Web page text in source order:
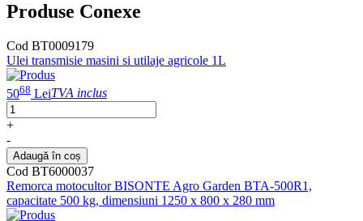
Produse Conexe
Cod BT0009179
Ulei transmisie masini si utilaje agricole 1L
5068 LeiTVA inclus
+
-
Adaugă în coș
Cod BT6000037
Remorca motocultor BISONTE Agro Garden BTA-500R1,
capacitate 500 kg, dimensiuni 1250 x 800 x 280 mm